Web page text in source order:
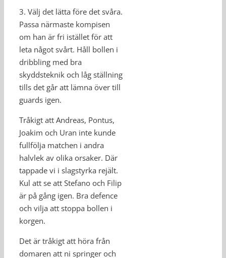
3. Välj det lätta före det svåra.
Passa närmaste kompisen
om han är fri istället för att
leta något svårt. Håll bollen i
dribbling med bra
skyddsteknik och låg ställning
tills det går att lämna över till
guards igen.
Tråkigt att Andreas, Pontus,
Joakim och Uran inte kunde
fullfölja matchen i andra
halvlek av olika orsaker. Där
tappade vi i slagstyrka rejält.
Kul att se att Stefano och Filip
är på gång igen. Bra defence
och vilja att stoppa bollen i
korgen.
Det är tråkigt att höra från
domaren att ni springer och